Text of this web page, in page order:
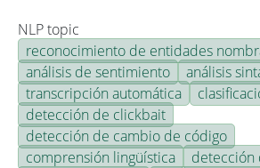
NLP topic
reconocimiento de entidades
análisis de sentimiento
análisis
transcripción automática
detección de clickbait
detección de cambio de código
comprensión lingüística
detección